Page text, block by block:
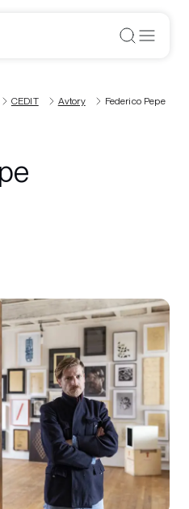
CEDIT Avtory Federico Pepe